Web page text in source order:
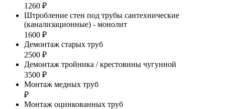
1260 ₽
Штробление стен под трубы сантехнические
(канализационные) - монолит
1600 ₽
Демонтаж старых труб
2500 ₽
Демонтаж тройника / крестовины чугунной
3500 ₽
Монтаж медных труб
₽
Монтаж оцинкованных труб